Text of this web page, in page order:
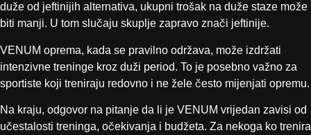
duže od jeftinijih alternativa, ukupni trošak na duže staze može
biti manji. U tom slučaju skuplje zapravo znači jeftinije.
VENUM oprema, kada se pravilno održava, može izdržati
intenzivne treninge kroz duži period. To je posebno važno za
sportiste koji treniraju redovno i ne žele često mijenjati opremu.
Na kraju, odgovor na pitanje da li je VENUM vrijedan zavisi od
učestalosti treninga, očekivanja i budžeta. Za nekoga ko trenira